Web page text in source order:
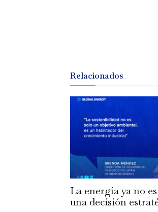
Relacionados
La energía ya no
una decisión